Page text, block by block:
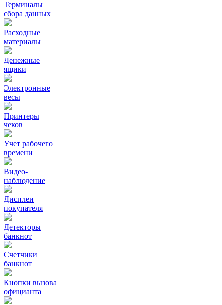
Терминалы
сбора данных
Расходные
материалы
Денежные
ящики
Электронные
весы
Принтеры
чеков
Учет рабочего
времени
Видео‑
наблюдение
Дисплеи
покупателя
Детекторы
банкнот
Счетчики
банкнот
Кнопки вызова
официанта